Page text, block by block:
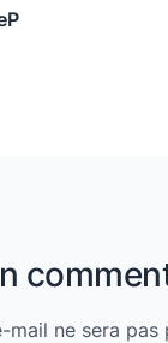
mail ne sera pas